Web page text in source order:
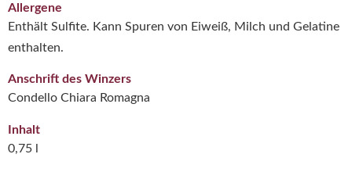
Allergene
Enthält Sulfite. Kann Spuren von Eiweiß, Milch und Gelatine
enthalten.
Anschrift des Winzers
Condello Chiara Romagna
Inhalt
0,75 l